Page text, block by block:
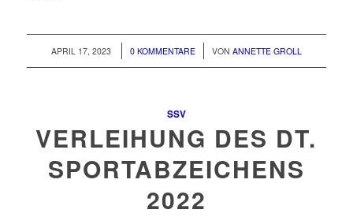
APRIL 17, 2023
/ 0 KOMMENTARE
/ VON ANNETTE GROLL
SSV
VERLEIHUNG DES DT.
SPORTABZEICHENS
2022